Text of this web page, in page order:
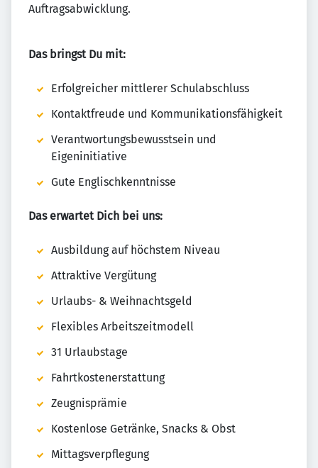
Auftragsabwicklung.
Das bringst Du mit:
Erfolgreicher mittlerer Schulabschluss
Kontaktfreude und Kommunikationsfähigkeit
Verantwortungsbewusstsein und
Eigeninitiative
Gute Englischkenntnisse
Das erwartet Dich bei uns:
Ausbildung auf höchstem Niveau
Attraktive Vergütung
Urlaubs- & Weihnachtsgeld
Flexibles Arbeitszeitmodell
31 Urlaubstage
Fahrtkostenerstattung
Zeugnisprämie
Kostenlose Getränke, Snacks & Obst
Mittagsverpflegung